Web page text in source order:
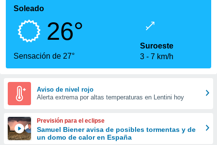
por
que se
calidad.
a este
las
y
forma
digital
basada
Soleado
26°
Sensación de 27°
Suroeste
3
7 km/h
Aviso de nivel rojo
Alerta extrema por altas temperaturas en Lentini hoy
Previsión para el eclipse
Samuel Biener avisa de posibles tormentas y de
un domo de calor en España